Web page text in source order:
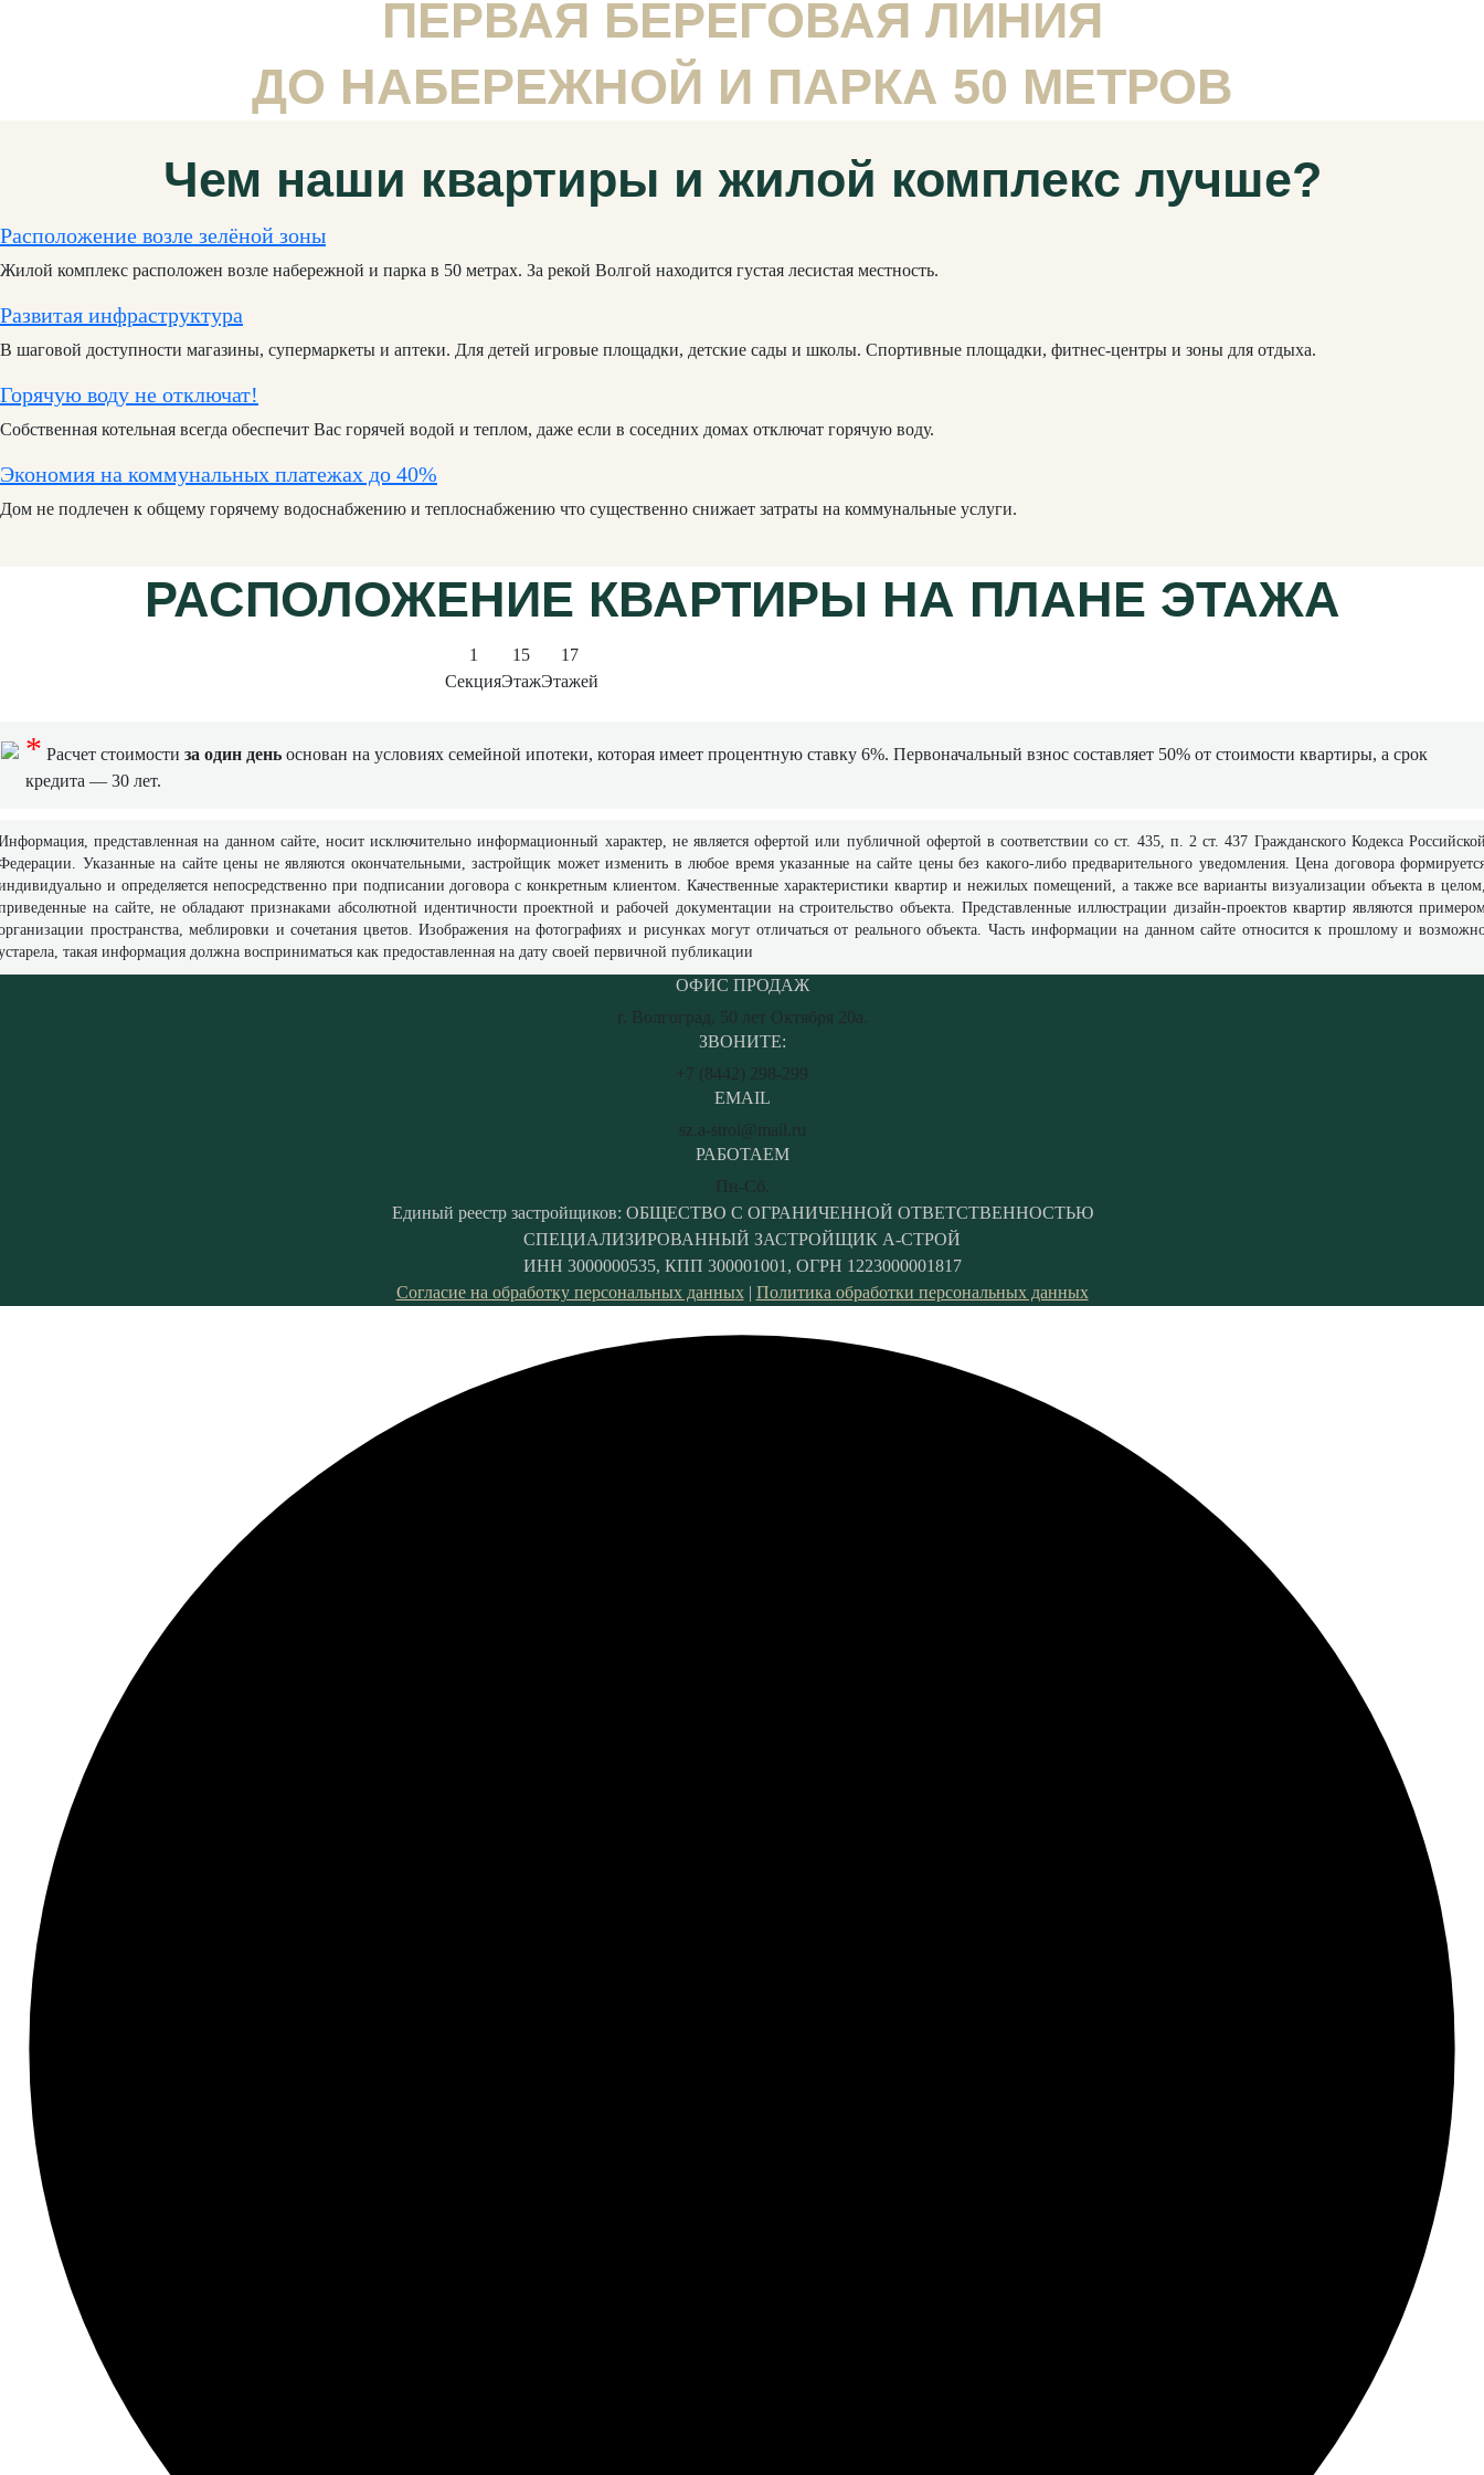
ПЕРВАЯ БЕРЕГОВАЯ ЛИНИЯ
ДО НАБЕРЕЖНОЙ И ПАРКА 50 МЕТРОВ
Чем наши квартиры и жилой комплекс лучше?
Расположение возле зелёной зоны
Жилой комплекс расположен возле набережной и парка в 50 метрах. За рекой Волгой находится густая лесистая местность.
Развитая инфраструктура
В шаговой доступности магазины, супермаркеты и аптеки. Для детей игровые площадки, детские сады и школы. Спортивные площадки, фитнес-центры и зоны для отдыха.
Горячую воду не отключат!
Собственная котельная всегда обеспечит Вас горячей водой и теплом, даже если в соседних домах отключат горячую воду.
Экономия на коммунальных платежах до 40%
Дом не подлечен к общему горячему водоснабжению и теплоснабжению что существенно снижает затраты на коммунальные услуги.
РАСПОЛОЖЕНИЕ КВАРТИРЫ НА ПЛАНЕ ЭТАЖА
1
Секция
15
Этаж
17
Этажей
* Расчет стоимости за один день основан на условиях семейной ипотеки, которая имеет процентную ставку 6%. Первоначальный взнос составляет 50% от стоимости квартиры, а срок
кредита — 30 лет.
представленная на данном сайте, носит исключительно информационный характер, не является офертой или публичной офертой в соответствии со ст. 435, п. 2 ст. 437 Гражданского Кодекса
Указанные на сайте цены не являются окончательными, застройщик может изменить в любое время указанные на сайте цены без какого-либо предварительного уведомления. Цена договора
и определяется непосредственно при подписании договора с конкретным клиентом. Качественные характеристики квартир и нежилых помещений, а также все варианты визуализации объекта в
на сайте, не обладают признаками абсолютной идентичности проектной и рабочей документации на строительство объекта. Представленные иллюстрации дизайн-проектов квартир являются
пространства, меблировки и сочетания цветов. Изображения на фотографиях и рисунках могут отличаться от реального объекта. Часть информации на данном сайте относится к прошлому и
такая информация должна восприниматься как предоставленная на дату своей первичной публикации
ОФИС ПРОДАЖ
г. Волгоград, 50 лет Октября 20а.
ЗВОНИТЕ:
+7 (8442) 298-299
EMAIL
sz.a-stroi@mail.ru
РАБОТАЕМ
Пн-Сб.
Единый реестр застройщиков: ОБЩЕСТВО С ОГРАНИЧЕННОЙ ОТВЕТСТВЕННОСТЬЮ
СПЕЦИАЛИЗИРОВАННЫЙ ЗАСТРОЙЩИК А-СТРОЙ
ИНН 3000000535, КПП 300001001, ОГРН 1223000001817
Согласие на обработку персональных данных| Политика обработки персональных данных